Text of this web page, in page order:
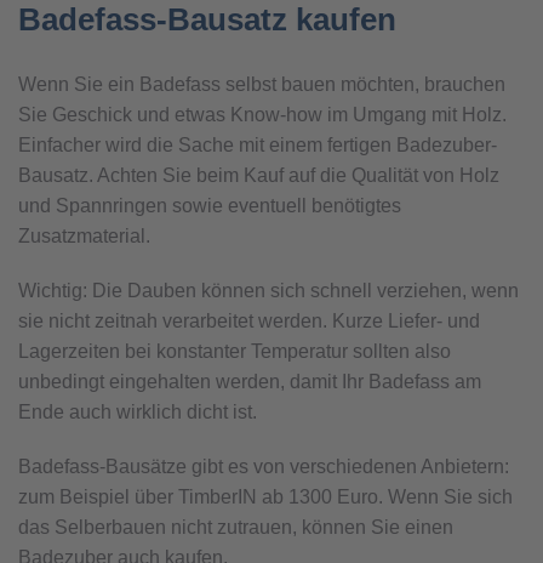
Badefass-Bausatz kaufen
Wenn Sie ein Badefass selbst bauen möchten, brauchen
Sie Geschick und etwas Know-how im Umgang mit Holz.
Einfacher wird die Sache mit einem fertigen Badezuber-
Bausatz. Achten Sie beim Kauf auf die Qualität von Holz
und Spannringen sowie eventuell benötigtes
Zusatzmaterial.
Wichtig: Die Dauben können sich schnell verziehen, wenn
sie nicht zeitnah verarbeitet werden. Kurze Liefer- und
Lagerzeiten bei konstanter Temperatur sollten also
unbedingt eingehalten werden, damit Ihr Badefass am
Ende auch wirklich dicht ist.
Badefass-Bausätze gibt es von verschiedenen Anbietern:
zum Beispiel über TimberIN ab 1300 Euro. Wenn Sie sich
das Selberbauen nicht zutrauen, können Sie einen
Badezuber auch kaufen.